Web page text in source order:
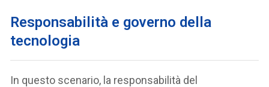
Responsabilità e governo della
tecnologia
In questo scenario, la responsabilità del